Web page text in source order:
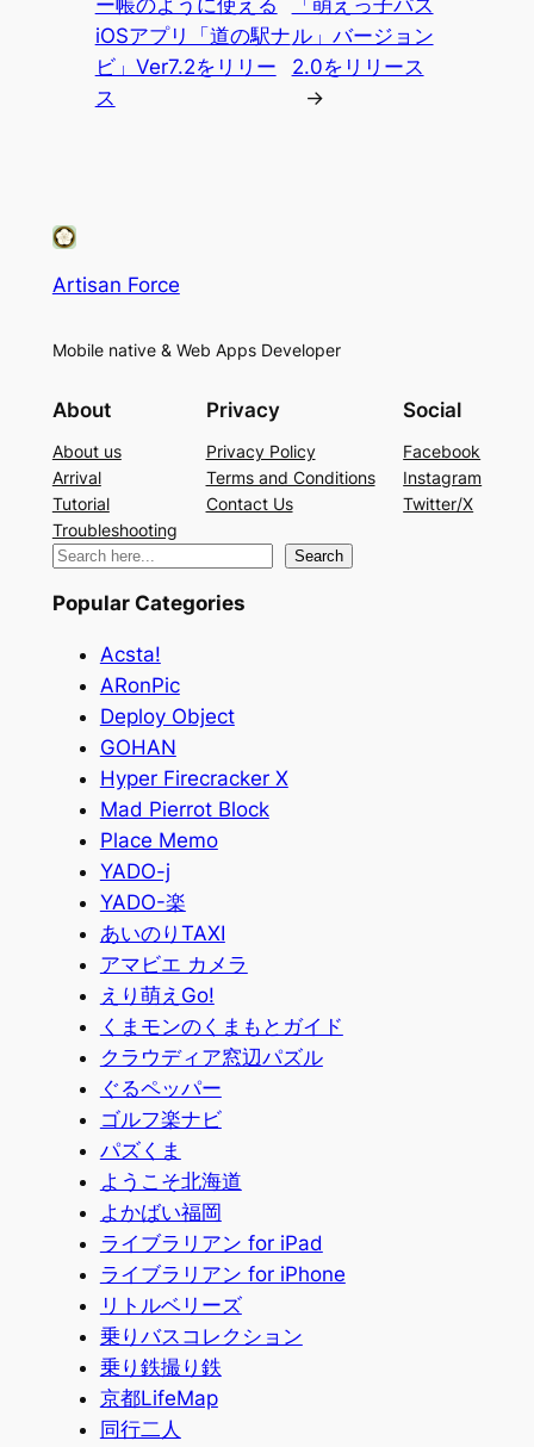
ー帳のように使える
iOSアプリ「道の駅ナ
ビ」Ver7.2をリリー
ス
「萌えっ子パズ
ル」バージョン
2.0をリリース
→
Artisan Force
Mobile native & Web Apps Developer
About
About us
Arrival
Tutorial
Troubleshooting
Privacy
Privacy Policy
Terms and Conditions
Contact Us
Social
Facebook
Instagram
Twitter/X
検
Search
Popular Categories
Acsta!
ARonPic
Deploy Object
GOHAN
Hyper Firecracker X
Mad Pierrot Block
Place Memo
YADO-j
YADO-楽
あいのりTAXI
アマビエ カメラ
えり萌えGo!
くまモンのくまもとガイド
クラウディア窓辺パズル
ぐるペッパー
ゴルフ楽ナビ
パズくま
ようこそ北海道
よかばい福岡
ライブラリアン for iPad
ライブラリアン for iPhone
リトルベリーズ
乗りバスコレクション
乗り鉄撮り鉄
京都LifeMap
同行二人